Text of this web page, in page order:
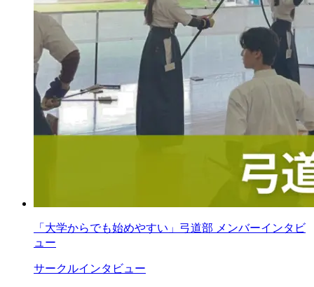
「大学からでも始めやすい」弓道部 メンバーインタビ
ュー
サークルインタビュー